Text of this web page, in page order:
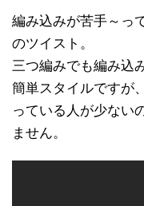
編み込みが苦手～っ
のツイスト。
三つ編みでも編み込
簡単スタイルですが
っている人が少ない
ません。